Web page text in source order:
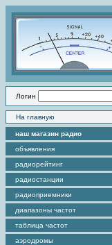
Логин
На главную
наш магазин радио
объявления
радиорейтинг
радиостанции
радиоприемники
диапазоны частот
таблица частот
аэродромы